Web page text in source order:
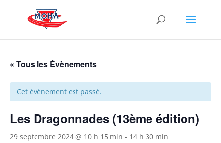
« Tous les Évènements
Cet évènement est passé.
Les Dragonnades (13ème édition)
29 septembre 2024 @ 10 h 15 min - 14 h 30 min